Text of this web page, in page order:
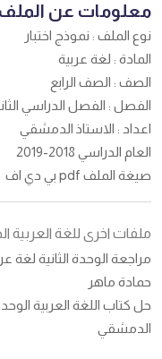
معلومات عن
نوع الملف : نموذج اختبار
المادة : لغة عربية
الصف : الصف الرابع
الفصل : الفصل الدراسي
اعداد : الاستاذ الدمشقي
العام الدراسي 2018-2019
صيغة الملف pdf بي دي اف
ملفات اخرى للغة العربية
مراجعة الوحدة الثانية لغة
حمادة ماهر
حل كتاب اللغة العربية
الدمشقي